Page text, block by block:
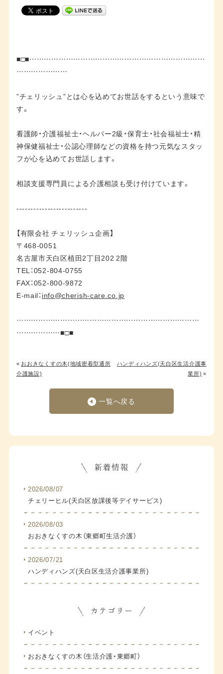
■□■………………………………………………………………
…………………
”チェリッシュ”とは心を込めてお世話をするという意味で
す。
看護師・介護福祉士・ヘルパー2級・保育士・社会福祉士・精
神保健福祉士・公認心理師などの資格を持つ元気なスタッ
フが心を込めてお世話します。
相談支援専門員による介護相談も受け付けています。
-------------------------
【有限会社 チェリッシュ企画】
〒468-0051
名古屋市天白区植田2丁目202 2階
TEL：052-804-0755
FAX：052-800-9872
E-mail： info@cherish-care.co.jp
…………………………………………………………………
………………■□■
« おおきなくすの木(地域密着型通所
介護施設)
ハンディハンズ(天白区生活介護事
業所) »
一覧へ戻る
2026/08/07
チェリーヒル(天白区放課後等デイサービス)
2026/08/03
おおきなくすの木（東郷町生活介護）
2026/07/21
ハンディハンズ(天白区生活介護事業所)
イベント
おおきなくすの木（生活介護・東郷町）